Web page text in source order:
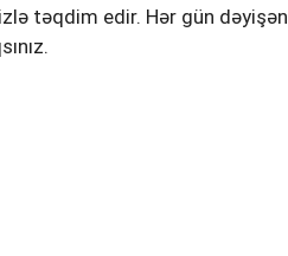
təqdim edir. Hər gün dəyişən